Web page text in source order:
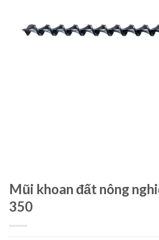
Mũi khoan đất nông
350